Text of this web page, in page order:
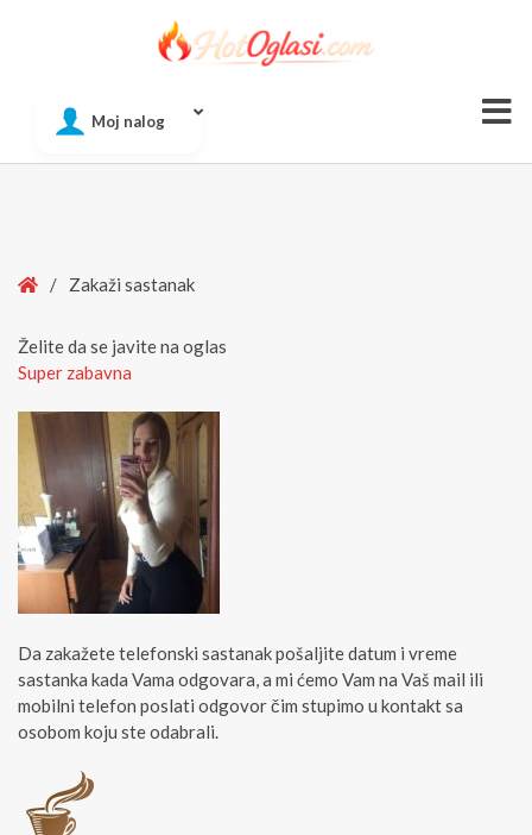
Moj nalog
Home
/ Zakaži sastanak
Želite da se javite na oglas
Super zabavna
Da zakažete telefonski sastanak pošaljite datum i vreme
sastanka kada Vama odgovara, a mi ćemo Vam na Vaš mail ili
mobilni telefon poslati odgovor čim stupimo u kontakt sa
osobom koju ste odabrali.